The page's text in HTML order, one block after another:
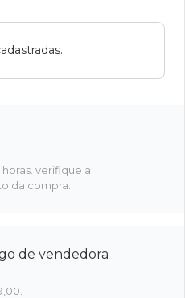
verifique a
da compra.
de vendedora